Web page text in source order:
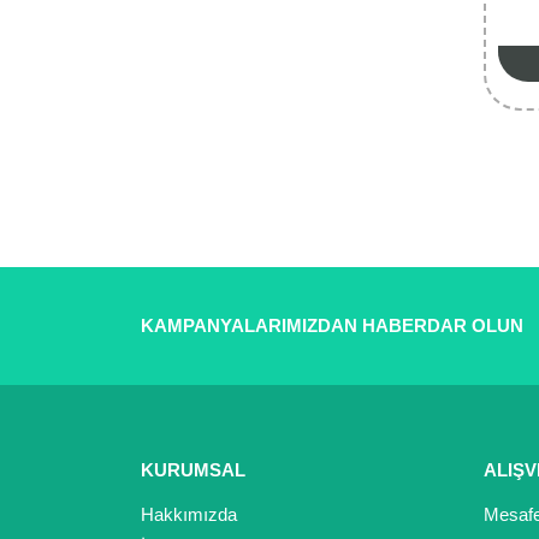
KAMPANYALARIMIZDAN HABERDAR OLUN
KURUMSAL
Hakkımızda